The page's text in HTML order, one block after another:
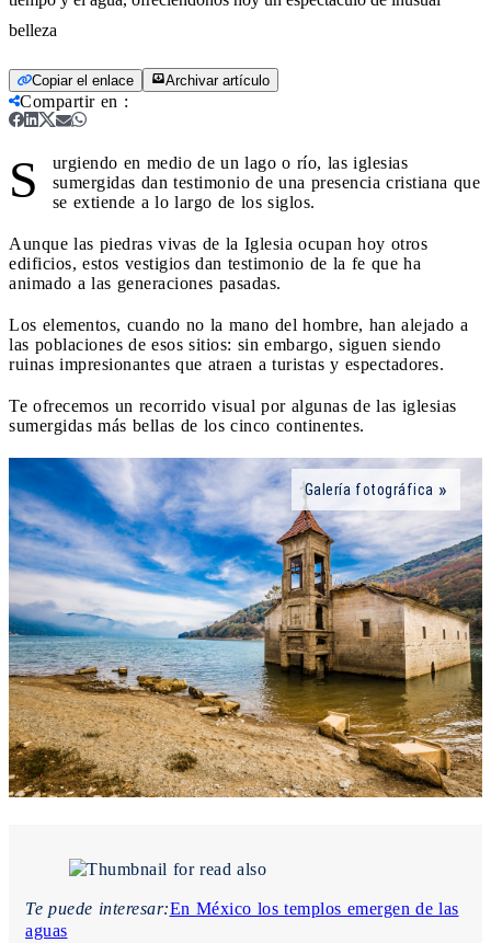
belleza
Copiar el enlace Archivar artículo
Compartir en :
S
urgiendo en medio de un lago o río, las iglesias
sumergidas dan testimonio de una presencia cristiana que
se extiende a lo largo de los siglos.
Aunque las piedras vivas de la Iglesia ocupan hoy otros
edificios, estos vestigios dan testimonio de la fe que ha
animado a las generaciones pasadas.
Los elementos, cuando no la mano del hombre, han alejado a
las poblaciones de esos sitios: sin embargo, siguen siendo
ruinas impresionantes que atraen a turistas y espectadores.
Te ofrecemos un recorrido visual por algunas de las iglesias
sumergidas más bellas de los cinco continentes.
Galería fotográfica
Te puede interesar:En México los templos emergen de las
aguas